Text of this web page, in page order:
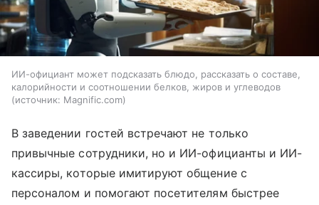
ИИ-официант может подсказать блюдо, рассказать о составе,
калорийности и соотношении белков, жиров и углеводов
источник: Magnific.com
В заведении гостей встречают не только
привычные сотрудники, но и ИИ-официанты и ИИ-
кассиры, которые имитируют общение с
персоналом и помогают посетителям быстрее